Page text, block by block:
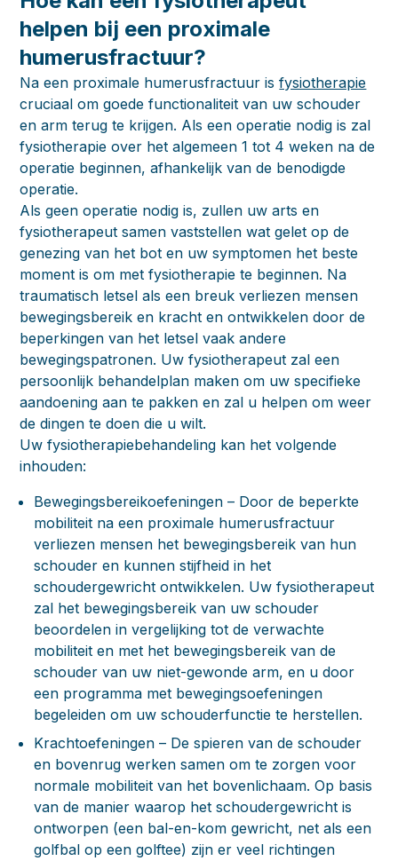
helpen bij een proximale
humerusfractuur?
Na een proximale humerusfractuur isfysiotherapie
cruciaal om goede functionaliteit van uw schouder
en arm terug te krijgen. Als een operatie nodig is zal
fysiotherapie over het algemeen 1 tot 4 weken na de
operatie beginnen, afhankelijk van de benodigde
operatie.
Als geen operatie nodig is, zullen uw arts en
fysiotherapeut samen vaststellen wat gelet op de
genezing van het bot en uw symptomen het beste
moment is om met fysiotherapie te beginnen. Na
traumatisch letsel als een breuk verliezen mensen
bewegingsbereik en kracht en ontwikkelen door de
beperkingen van het letsel vaak andere
bewegingspatronen. Uw fysiotherapeut zal een
persoonlijk behandelplan maken om uw specifieke
aandoening aan te pakken en zal u helpen om weer
de dingen te doen die u wilt.
Uw fysiotherapiebehandeling kan het volgende
inhouden:
Bewegingsbereikoefeningen – Door de beperkte
mobiliteit na een proximale humerusfractuur
verliezen mensen het bewegingsbereik van hun
schouder en kunnen stijfheid in het
schoudergewricht ontwikkelen. Uw fysiotherapeut
zal het bewegingsbereik van uw schouder
beoordelen in vergelijking tot de verwachte
mobiliteit en met het bewegingsbereik van de
schouder van uw niet-gewonde arm, en u door
een programma met bewegingsoefeningen
begeleiden om uw schouderfunctie te herstellen.
Krachtoefeningen – De spieren van de schouder
en bovenrug werken samen om te zorgen voor
normale mobiliteit van het bovenlichaam. Op basis
van de manier waarop het schoudergewricht is
ontworpen (een bal-en-kom gewricht, net als een
golfbal op een golftee) zijn er veel richtingen